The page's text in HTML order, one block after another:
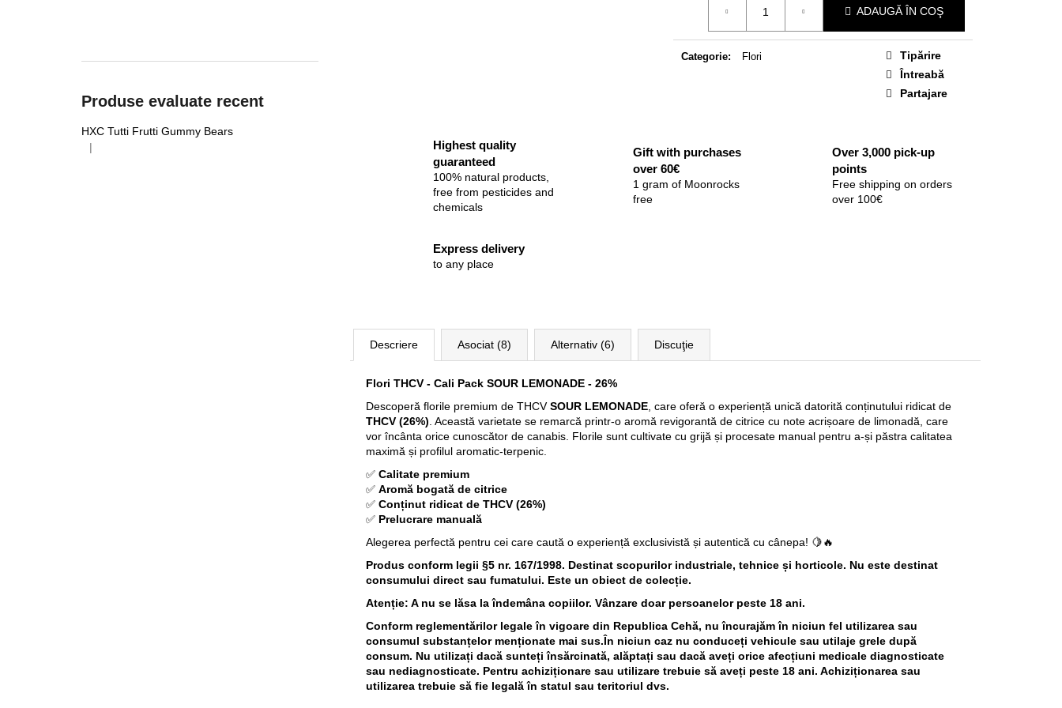
Produse evaluate recent
HXC Tutti Frutti Gummy Bears
Ratingul produsului este 5 din 5 stele.
|
ADAUGĂ ÎN COŞ
Categorie: Flori
Tipărire
Întreabă
Partajare
Highest quality
guaranteed
100% natural products,
free from pesticides and
chemicals
Gift with purchases
over 60€
1 gram of Moonrocks
free
Over 3,000 pick-up
points
Free shipping on orders
over 100€
Express delivery
to any place
Descriere Asociat (8) Alternativ (6) Discuţie
Flori THCV - Cali Pack SOUR LEMONADE - 26%
Descoperă florile premium de THCVSOUR LEMONADE , care oferă o experiență unică datorită conținutului ridicat de
THCV (26%) . Această varietate se remarcă printr-o aromă revigorantă de citrice cu note acrișoare de limonadă, care
vor încânta orice cunoscător de canabis. Florile sunt cultivate cu grijă și procesate manual pentru a-și păstra calitatea
maximă și profilul aromatic-terpenic.
✅ Calitate premium
✅ Aromă bogată de citrice
✅ Conținut ridicat de THCV (26%)
✅ Prelucrare manuală
Alegerea perfectă pentru cei care caută o experiență exclusivistă și autentică cu cânepa! 🍋🔥
Produs conform legii §5 nr. 167/1998. Destinat scopurilor industriale, tehnice și horticole. Nu este destinat
consumului direct sau fumatului. Este un obiect de colecție.
Atenție: A nu se lăsa la îndemâna copiilor. Vânzare doar persoanelor peste 18 ani.
Conform reglementărilor legale în vigoare din Republica Cehă, nu încurajăm în niciun fel utilizarea sau
consumul substanțelor menționate mai sus.În niciun caz nu conduceți vehicule sau utilaje grele după
consum. Nu utilizați dacă sunteți însărcinată, alăptați sau dacă aveți orice afecțiuni medicale diagnosticate
sau nediagnosticate. Pentru achiziționare sau utilizare trebuie să aveți peste 18 ani. Achiziționarea sau
utilizarea trebuie să fie legală în statul sau teritoriul dvs.